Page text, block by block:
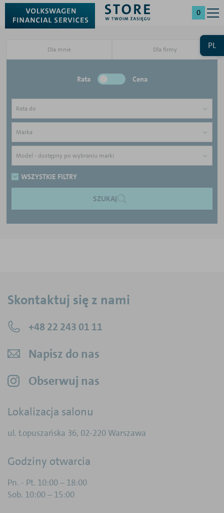
PL
0
Dla mnie Dla firmy
Rata Cena
Rata do
Marka
Model - dostępny po wybraniu marki
WSZYSTKIE FILTRY
SZUKAJ
Skontaktuj się z nami
+48 22 243 01 11
Napisz do nas
Obserwuj nas
Lokalizacja salonu
ul. Łopuszańska 36, 02-220 Warszawa
Godziny otwarcia
Pn. - Pt. 10:00 – 18:00
Sob. 10:00 – 15:00